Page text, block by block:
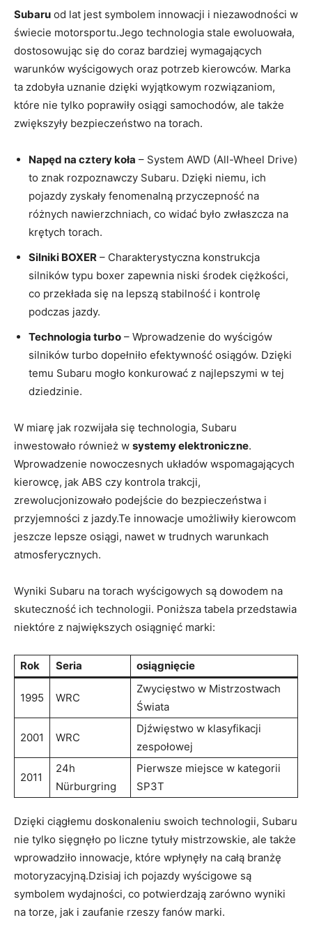
Subaru od lat jest symbolem innowacji i niezawodności w
świecie motorsportu.Jego technologia stale ewoluowała,
dostosowując się do coraz bardziej wymagających
warunków wyścigowych oraz potrzeb kierowców. Marka
ta zdobyła uznanie dzięki wyjątkowym rozwiązaniom,
które nie tylko poprawiły osiągi samochodów, ale także
zwiększyły bezpieczeństwo na torach.
Napęd na cztery koła – System AWD (All-Wheel Drive)
to znak rozpoznawczy Subaru. Dzięki niemu, ich
pojazdy zyskały fenomenalną przyczepność na
różnych nawierzchniach, co widać było zwłaszcza na
krętych torach.
Silniki BOXER – Charakterystyczna konstrukcja
silników typu boxer zapewnia niski środek ciężkości,
co przekłada się na lepszą stabilność i kontrolę
podczas jazdy.
Technologia turbo – Wprowadzenie do wyścigów
silników turbo dopełniło efektywność osiągów. Dzięki
temu Subaru mogło konkurować z najlepszymi w tej
dziedzinie.
W miarę jak rozwijała się technologia, Subaru
inwestowało również w systemy elektroniczne.
Wprowadzenie nowoczesnych układów wspomagających
kierowcę, jak ABS czy kontrola trakcji,
zrewolucjonizowało podejście do bezpieczeństwa i
przyjemności z jazdy.Te innowacje umożliwiły kierowcom
jeszcze lepsze osiągi, nawet w trudnych warunkach
atmosferycznych.
Wyniki Subaru na torach wyścigowych są dowodem na
skuteczność ich technologii. Poniższa tabela przedstawia
niektóre z największych osiągnięć marki:
Rok Seria osiągnięcie
1995 WRC
Zwycięstwo w Mistrzostwach
Świata
2001 WRC
Djźwięstwo w klasyfikacji
zespołowej
2011
24h
Nürburgring
Pierwsze miejsce w kategorii
SP3T
Dzięki ciągłemu doskonaleniu swoich technologii, Subaru
nie tylko sięgnęło po liczne tytuły mistrzowskie, ale także
wprowadziło innowacje, które wpłynęły na całą branżę
motoryzacyjną.Dzisiaj ich pojazdy wyścigowe są
symbolem wydajności, co potwierdzają zarówno wyniki
na torze, jak i zaufanie rzeszy fanów marki.